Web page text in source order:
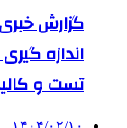
گزارش
اندازه
تست و